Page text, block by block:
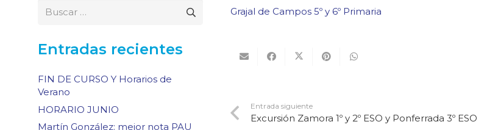
Buscar:
Entradas recientes
FIN DE CURSO Y Horarios de
Verano
HORARIO JUNIO
Martín González: mejor nota PAU
Grajal de Campos 5º y 6º Primaria
Entrada siguiente
Excursión Zamora 1º y 2º ESO y Ponferrada 3º ESO